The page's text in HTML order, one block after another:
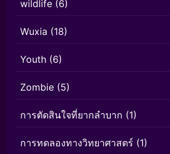
wildlife (6)
Wuxia (18)
Youth (6)
Zombie (5)
การตัดสินใจที่ยากลำบาก (1)
การทดลองทางวิทยาศาสตร์ (1)